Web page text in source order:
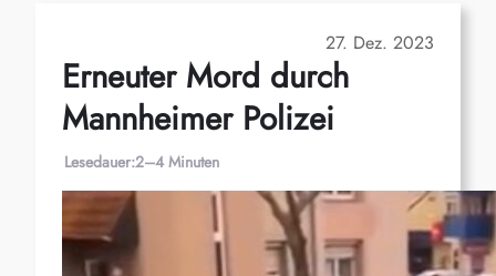
27. Dez. 2023
Erneuter Mord durch
Mannheimer Polizei
Lesedauer:2–4 Minuten